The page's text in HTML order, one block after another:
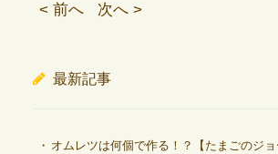
< 前へ 次へ >
最新記事
オムレツは何個で作る！？【たまごのジョ